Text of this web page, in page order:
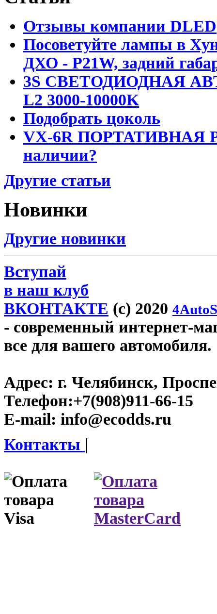
Отзывы компании DLED
Посоветуйте лампы в
ДХО - P21W, задний
3S СВЕТОДИОДНАЯ
L2 3000-10000K
Подобрать цоколь
VX-6R ПОРТАТИВНАЯ
наличии?
Другие статьи
Новинки
Другие новинки
Вступай
в наш клуб
ВКОНТАКТЕ (c) 2020
- современный интернет-
все для вашего автомобиля.
Адрес: г. Челябинск,
Телефон:+7(908)911-66-15
E-mail: info@ecodds.ru
Контакты |